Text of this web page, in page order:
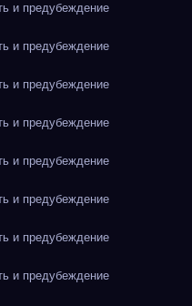
и предубеждение
и предубеждение
и предубеждение
и предубеждение
и предубеждение
и предубеждение
и предубеждение
и предубеждение